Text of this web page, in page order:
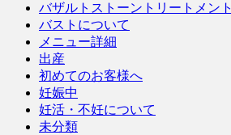
バザルトストーントリートメント
バストについて
メニュー詳細
出産
初めてのお客様へ
妊娠中
妊活・不妊について
未分類